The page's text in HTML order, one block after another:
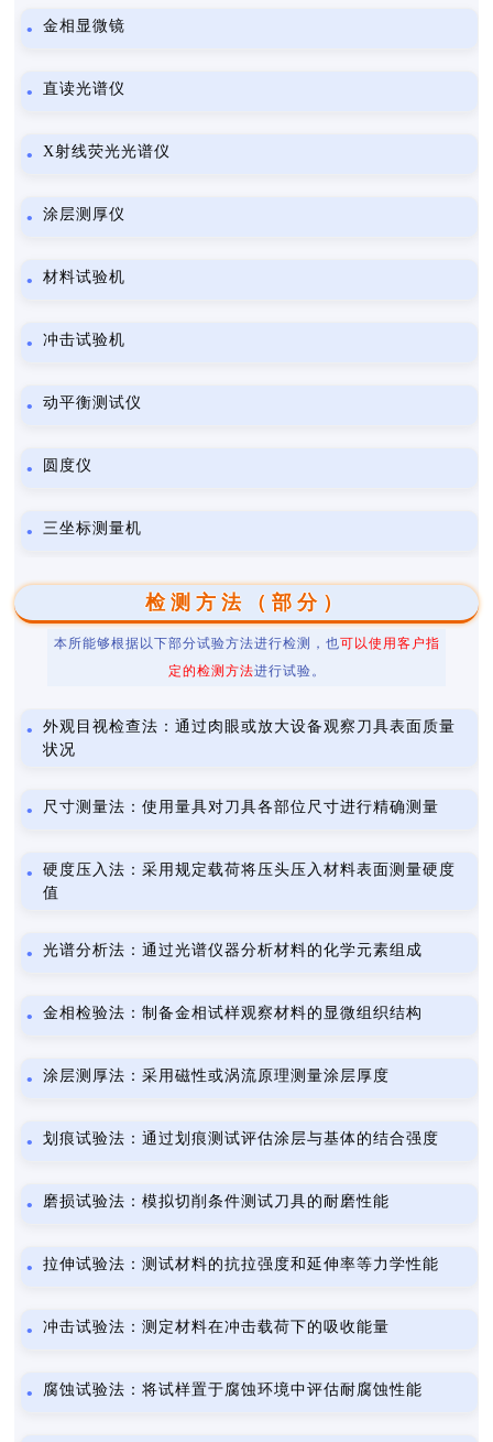
金相显微镜
直读光谱仪
X射线荧光光谱仪
涂层测厚仪
材料试验机
冲击试验机
动平衡测试仪
圆度仪
三坐标测量机
检测方法（部分）
本所能够根据以下部分试验方法进行检测，也可以使用客户指
定的检测方法进行试验。
外观目视检查法：通过肉眼或放大设备观察刀具表面质量
状况
尺寸测量法：使用量具对刀具各部位尺寸进行精确测量
硬度压入法：采用规定载荷将压头压入材料表面测量硬度
值
光谱分析法：通过光谱仪器分析材料的化学元素组成
金相检验法：制备金相试样观察材料的显微组织结构
涂层测厚法：采用磁性或涡流原理测量涂层厚度
划痕试验法：通过划痕测试评估涂层与基体的结合强度
磨损试验法：模拟切削条件测试刀具的耐磨性能
拉伸试验法：测试材料的抗拉强度和延伸率等力学性能
冲击试验法：测定材料在冲击载荷下的吸收能量
腐蚀试验法：将试样置于腐蚀环境中评估耐腐蚀性能